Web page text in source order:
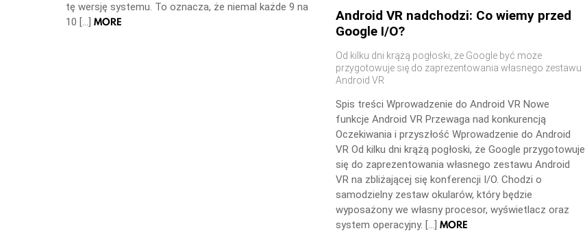
tę wersję systemu. To oznacza, że niemal każde 9 na
10 […] MORE
Android VR nadchodzi: Co wiemy przed
Google I/O?
Od kilku dni krążą pogłoski, że Google być może
przygotowuje się do zaprezentowania własnego zestawu
Android VR
Spis treści Wprowadzenie do Android VR Nowe
funkcje Android VR Przewaga nad konkurencją
Oczekiwania i przyszłość Wprowadzenie do Android
VR Od kilku dni krążą pogłoski, że Google przygotowuje
się do zaprezentowania własnego zestawu Android
VR na zbliżającej się konferencji I/O. Chodzi o
samodzielny zestaw okularów, który będzie
wyposażony we własny procesor, wyświetlacz oraz
system operacyjny. […] MORE